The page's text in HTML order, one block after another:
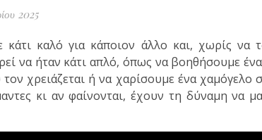
2025
καλό για κάποιον άλλο και, χωρίς να
να ήταν κάτι απλό, όπως να βοηθήσουμε
χρειάζεται ή να χαρίσουμε ένα χαμόγελο
κι αν φαίνονται, έχουν τη δύναμη να